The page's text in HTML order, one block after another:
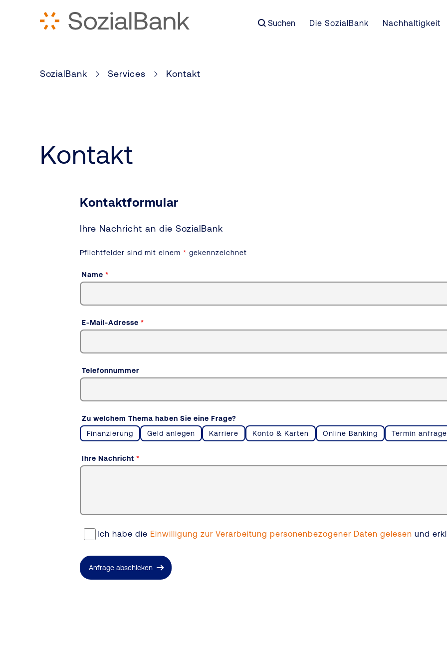
Suchen
Die SozialBank Nachhaltigkeit
SozialBank Services Kontakt
Kontakt
Kontaktformular
Ihre Nachricht an die SozialBank
Pflichtfelder sind mit einem * gekennzeichnet
Name *
E-Mail-Adresse *
Telefonnummer
Zu welchem Thema haben Sie eine Frage?
Finanzierung
Geld anlegen Karriere Konto & Karten Online Banking Termin
Ihre Nachricht *
Ich habe die Einwilligung zur Verarbeitung personenbezogener Daten gelesen und
Anfrage abschicken